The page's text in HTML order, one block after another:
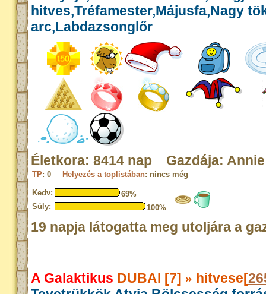
hitves,Tréfamester,Májusfa,Nagy
arc,Labdazsonglőr
Életkora: 8414 nap Gazdája: Annie
TP: 0 Helyezés a toplistában: nincs még
Kedv:
69%
Súly:
100%
19 napja látogatta meg utoljára a
A Galaktikus DUBAI [7] » hitvese[